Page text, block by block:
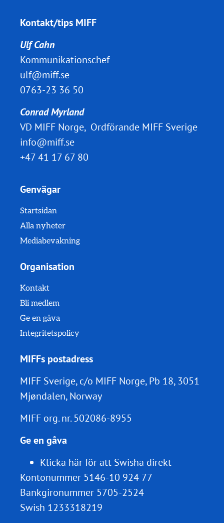
Kontakt/tips MIFF
Ulf Cahn
Kommunikationschef
ulf@miff.se
0763-23 36 50
Conrad Myrland
VD MIFF Norge, Ordförande MIFF Sverige
info@miff.se
+47 41 17 67 80
Genvägar
Startsidan
Alla nyheter
Mediabevakning
Organisation
Kontakt
Bli medlem
Ge en gåva
Integritetspolicy
MIFFs postadress
MIFF Sverige, c/o MIFF Norge, Pb 18, 3051
Mjøndalen, Norway
MIFF org. nr.502086-8955
Ge en gåva
Klicka här för att Swisha direkt
Kontonummer 5146-10 924 77
Bankgironummer 5705-2524
Swish 1233318219